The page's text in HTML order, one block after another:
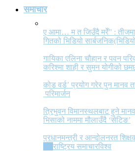
समाचार
ए आमा… म त जिउँदै मरेँ” :
गितको भिडियो
गायिका एलिना चौहान र पवन
करिश्मा शाही र सुमन योगीको
कोड वर्ड’ प्रयोग गरेर पुन
परिमार्जन
त्रिभुवन विमानस्थलबाट हुने
भिसाको नाममा मौलाउँदै ‘सेटिङ’
प्रधानमन्त्री र आन्दोलनरत
राष्ट्रिय समाचारविश्व